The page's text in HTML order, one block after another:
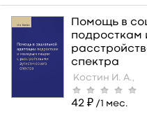
Помощь в
спектра
Костин И. А.,
42 ₽ /1 мес.